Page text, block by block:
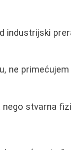
industrijski
ne
stvarna